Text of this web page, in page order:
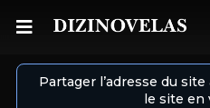
Partager l’adresse du
le site en